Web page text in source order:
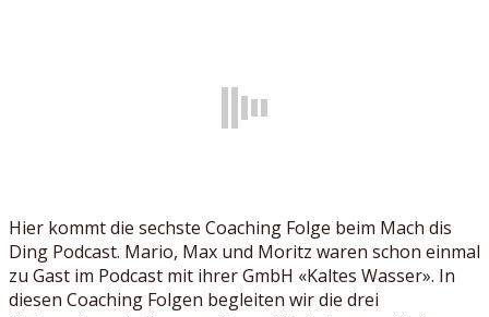
Hier kommt die sechste Coaching Folge beim Mach dis
Ding Podcast. Mario, Max und Moritz waren schon einmal
zu Gast im Podcast mit ihrer GmbH «Kaltes Wasser». In
diesen Coaching Folgen begleiten wir die drei